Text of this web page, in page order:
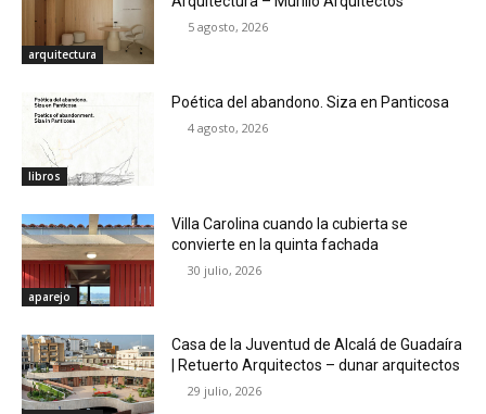
arquitectura
5 agosto, 2026
libros
Poética del abandono. Siza en Panticosa
4 agosto, 2026
aparejo
Villa Carolina cuando la cubierta se
convierte en la quinta fachada
30 julio, 2026
Casa de la Juventud de Alcalá de Guadaíra
| Retuerto Arquitectos – dunar arquitectos
29 julio, 2026